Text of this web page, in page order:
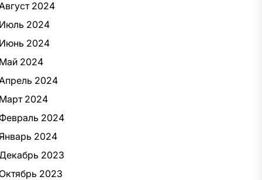
2024
Июль 2024
Июнь 2024
Май 2024
2024
Март 2024
Февраль 2024
2024
2023
Октябрь 2023